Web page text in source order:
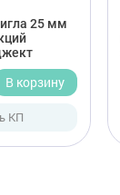
25 мм
В корзину
КП